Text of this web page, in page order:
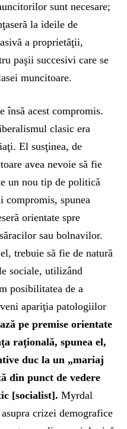
sunt necesare;
la ideile de
a proprietăţii,
paşii succesivi care se
muncitoare.
însă acest compromis.
clasic era
El susţinea, de
avea nevoie să fie
un nou tip de politică
spunea
orientate spre
sau bolnavilor.
trebuie să fie de natură
sociale, utilizând
posibilitatea de a
apariţia patologiilor
pe premise orientate
raţională, spunea el,
duc la un „mariaj
din punct de vedere
[socialist]. Myrdal
crizei demografice